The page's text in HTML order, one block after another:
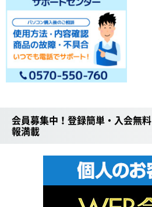
会員募集中！登録簡単・入会無
報満載